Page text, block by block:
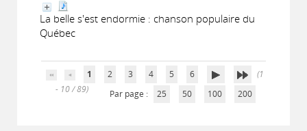
La belle s'est endormie : chanson populaire du
Québec
1 2 3 4 5 6
(1
- 10 / 89)
Par page : 25 50 100 200